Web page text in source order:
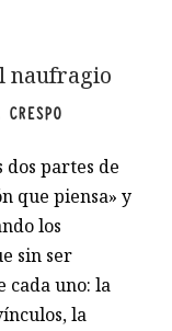
naufragio
dos partes de
que piensa» y
los
sin ser
cada uno: la
la